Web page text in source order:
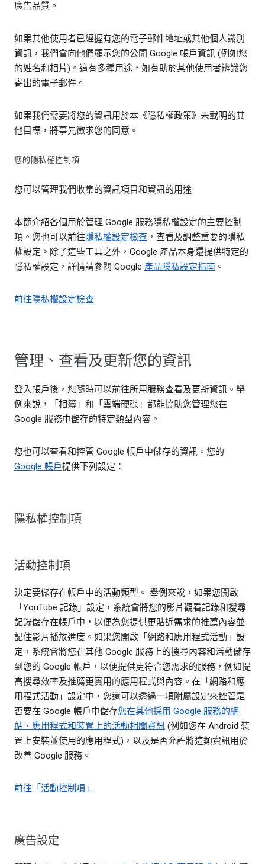
廣告品質。
如果其他使用者已經握有您的電子郵件地址或其他個人識別
資訊，我們會向他們顯示您的公開 Google 帳戶資訊 (例如您
的姓名和相片)。這有多種用途，如有助於其他使用者辨識您
寄出的電子郵件。
如果我們需要將您的資訊用於本《隱私權政策》未載明的其
他目標，將事先徵求您的同意。
您的隱私權控制項
您可以管理我們收集的資訊項目和資訊的用途
本節介紹各個用於管理 Google 服務隱私權設定的主要控制
項。您也可以前往隱私權設定檢查 ，查看及調整重要的隱私
權設定。除了這些工具之外，Google 產品本身還提供特定的
隱私權設定，詳情請參閱 Google 產品隱私設定指南 。
前往隱私權設定檢查
管理、查看及更新您的資訊
登入帳戶後，您隨時可以前往所用服務查看及更新資訊。舉
例來說，「相簿」和「雲端硬碟」都能協助您管理您在
Google 服務中儲存的特定類型內容。
您也可以查看和控管 Google 帳戶中儲存的資訊。您的
Google 帳戶提供下列設定：
隱私權控制項
活動控制項
決定要儲存在帳戶中的活動類型。 舉例來說，如果您開啟
「YouTube 記錄」設定，系統會將您的影片觀看記錄和搜尋
記錄儲存在帳戶中，以便為您提供更貼近需求的推薦內容並
記住影片播放進度。如果您開啟「網路和應用程式活動」設
定，系統會將您在其他 Google 服務上的搜尋內容和活動儲存
到您的 Google 帳戶，以便提供更符合您需求的服務，例如提
高搜尋效率及推薦更實用的應用程式與內容。在「網路和應
用程式活動」設定中，您還可以透過一項附屬設定來控管是
否要在 Google 帳戶中儲存您在其他採用 Google 服務的網
站、應用程式和裝置上的活動相關資訊 (例如您在 Android 裝
置上安裝並使用的應用程式)，以及是否允許將這類資訊用於
改善 Google 服務。
前往「活動控制項」
廣告設定